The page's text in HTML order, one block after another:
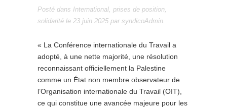
Posté dans International, prises de position,
solidarité le 23 juin 2025 par syndicoAdmin.
« La Conférence internationale du Travail a
adopté, à une nette majorité, une résolution
reconnaissant officiellement la Palestine
comme un État non membre observateur de
l’Organisation internationale du Travail (OIT),
ce qui constitue une avancée majeure pour les